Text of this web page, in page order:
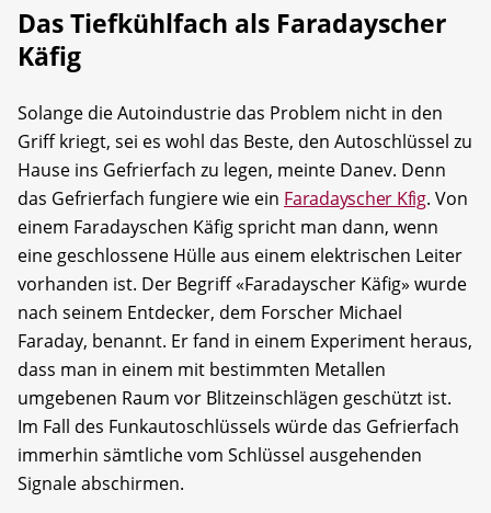
Das Tiefkühlfach als Faradayscher
Käfig
Solange die Autoindustrie das Problem nicht in den
Griff kriegt, sei es wohl das Beste, den Autoschlüssel zu
Hause ins Gefrierfach zu legen, meinte Danev. Denn
das Gefrierfach fungiere wie ein Faradayscher Kfig. Von
einem Faradayschen Käfig spricht man dann, wenn
eine geschlossene Hülle aus einem elektrischen Leiter
vorhanden ist. Der Begriff «Faradayscher Käfig» wurde
nach seinem Entdecker, dem Forscher Michael
Faraday, benannt. Er fand in einem Experiment heraus,
dass man in einem mit bestimmten Metallen
umgebenen Raum vor Blitzeinschlägen geschützt ist.
Im Fall des Funkautoschlüssels würde das Gefrierfach
immerhin sämtliche vom Schlüssel ausgehenden
Signale abschirmen.